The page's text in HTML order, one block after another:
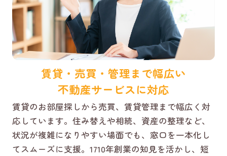
賃貸・売買・管理まで幅広い
不動産サービスに対応
賃貸のお部屋探しから売買、賃貸管理まで幅広く対
応しています。住み替えや相続、資産の整理など、
状況が複雑になりやすい場面でも、窓口を一本化し
てスムーズに支援。1710年創業の知見を活かし、短